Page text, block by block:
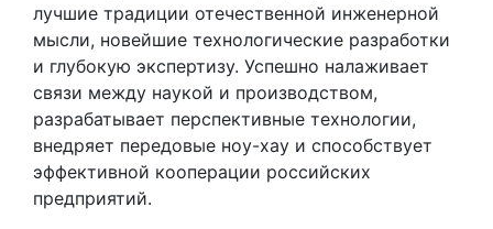
лучшие традиции отечественной инженерной
мысли, новейшие технологические разработки
и глубокую экспертизу. Успешно налаживает
связи между наукой и производством,
разрабатывает перспективные технологии,
внедряет передовые ноу-хау и способствует
эффективной кооперации российских
предприятий.